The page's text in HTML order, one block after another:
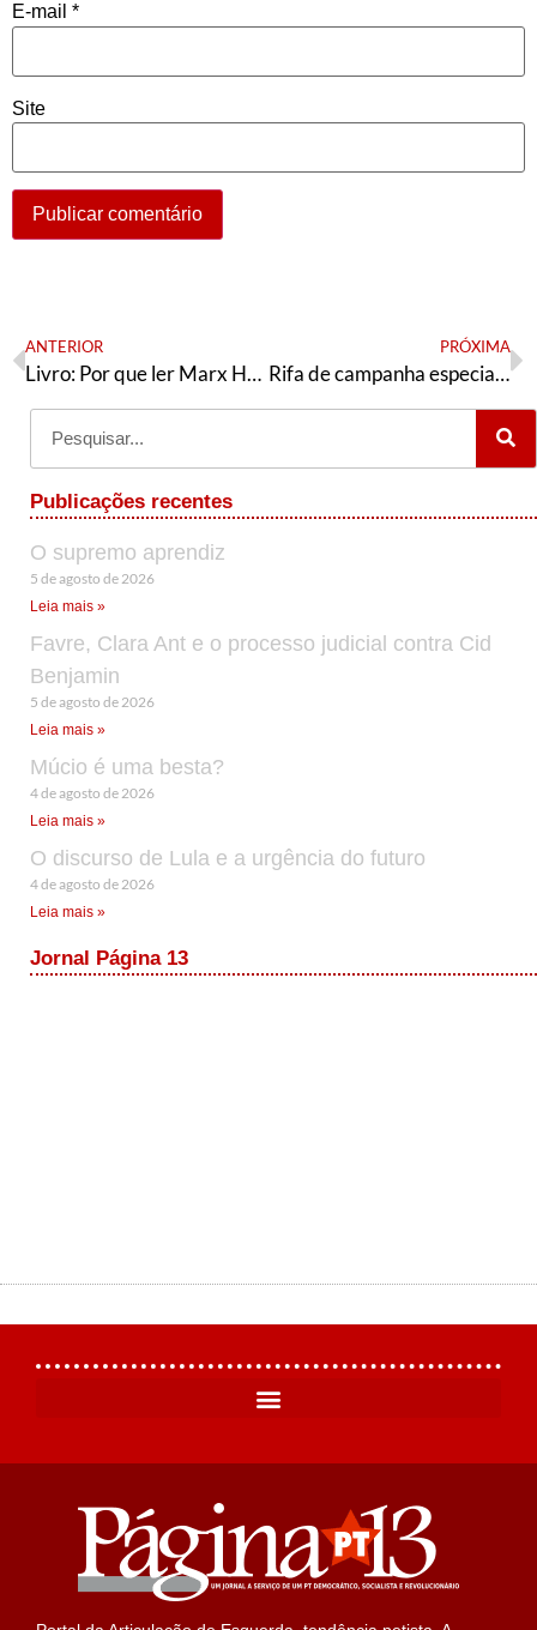
E-mail *
Site
ANTERIOR
Livro: Por que ler Marx Hoje? Reflexões sobre trabalho e revolução
PRÓXIMA
Rifa de campanha especial de finanças – Articulação de Esquerda
Publicações recentes
O supremo aprendiz
5 de agosto de 2026
Leia mais »
Favre, Clara Ant e o processo judicial contra Cid
Benjamin
5 de agosto de 2026
Leia mais »
Múcio é uma besta?
4 de agosto de 2026
Leia mais »
O discurso de Lula e a urgência do futuro
4 de agosto de 2026
Leia mais »
Jornal Página 13